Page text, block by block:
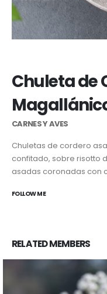
Chuleta de
CARNES Y AVES
Chuletas de cordero
confitado, sobre risotto
asadas coronadas con
FOLLOW ME
RELATEDMEMBERS